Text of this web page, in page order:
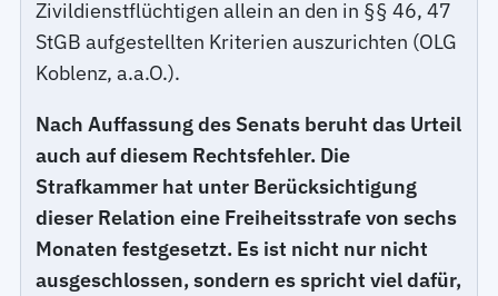
Zivildienstflüchtigen allein an den in §§ 46, 47
StGB aufgestellten Kriterien auszurichten (OLG
Koblenz, a.a.O.).
Nach Auffassung des Senats beruht das Urteil
auch auf diesem Rechtsfehler. Die
Strafkammer hat unter Berücksichtigung
dieser Relation eine Freiheitsstrafe von sechs
Monaten festgesetzt. Es ist nicht nur nicht
ausgeschlossen, sondern es spricht viel dafür,